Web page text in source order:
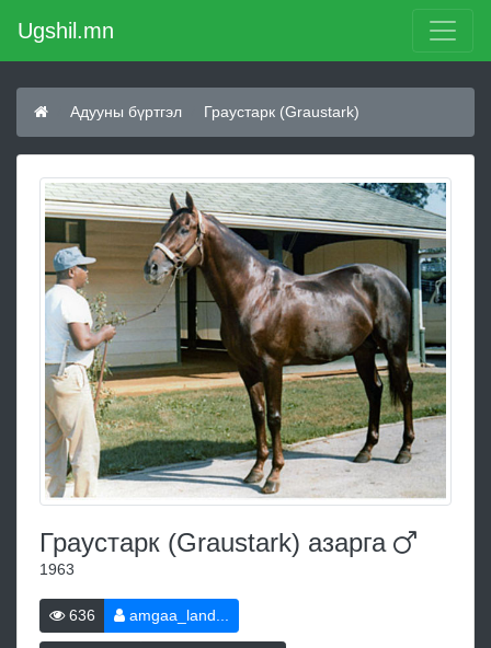
Ugshil.mn
Адууны бүртгэл Граустарк (Graustark)
Граустарк (Graustark) азарга
1963
636 amgaa_land...